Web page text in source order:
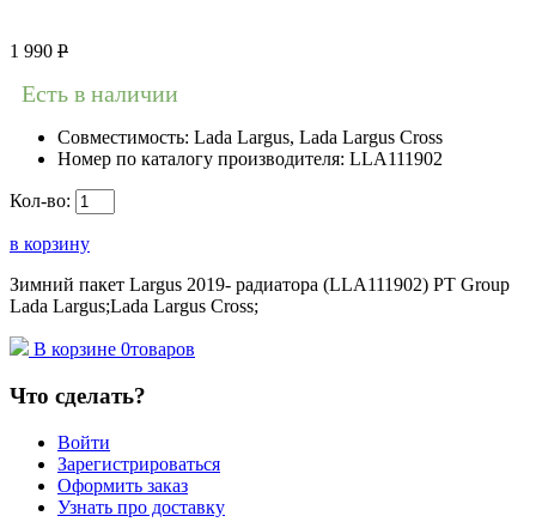
1 990 Р
Есть в наличии
Совместимость: Lada Largus, Lada Largus Cross
Номер по каталогу производителя: LLA111902
Кол-во:
в корзину
Зимний пакет Largus 2019- радиатора (LLA111902) PT Group
Lada Largus;Lada Largus Cross;
В корзине 0товаров
Что сделать?
Войти
Зарегистрироваться
Оформить заказ
Узнать про доставку